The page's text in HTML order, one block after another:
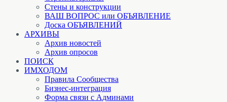
Стены и конструкции
ВАШ ВОПРОС или ОБЪЯВЛЕНИЕ
Доска ОБЪЯВЛЕНИЙ
АРХИВЫ
Архив новостей
Архив опросов
ПОИСК
ИМХОДОМ
Правила Сообщества
Бизнес-интеграция
Форма связи с Админами